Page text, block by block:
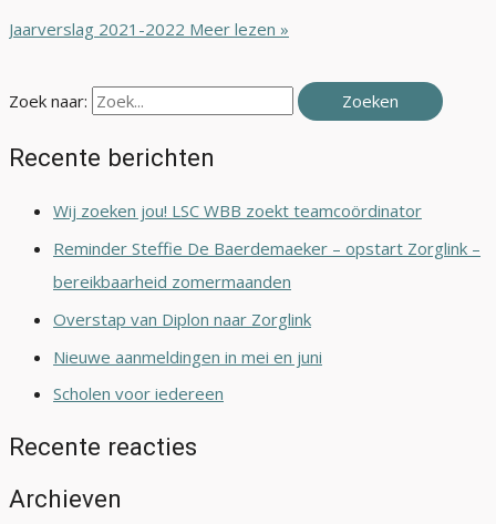
Jaarverslag 2021-2022 Meer lezen »
Zoek naar:
Recente berichten
Wij zoeken jou! LSC WBB zoekt teamcoördinator
Reminder Steffie De Baerdemaeker – opstart Zorglink –
bereikbaarheid zomermaanden
Overstap van Diplon naar Zorglink
Nieuwe aanmeldingen in mei en juni
Scholen voor iedereen
Recente reacties
Archieven